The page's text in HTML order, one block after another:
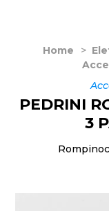
Home >
PEDRINI
3